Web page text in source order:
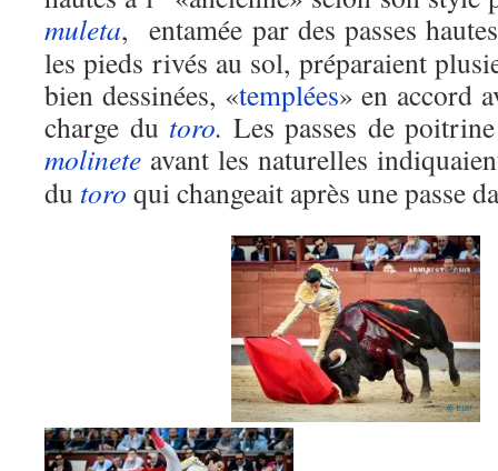
muleta, entamée par des passes
les pieds rivés au sol, préparaient
bien dessinées, «templées» en accord
charge du toro. Les passes de
molinete avant les naturelles
du toro qui changeait après une passe